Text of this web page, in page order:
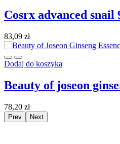
cosrx advanced
83,09 zł
Dodaj do koszyka
beauty of joseon
78,20 zł
Prev Next